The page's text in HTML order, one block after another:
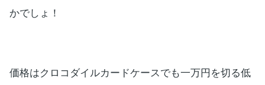
かでしょ！
価格はクロコダイルカードケースでも一万円を切る低